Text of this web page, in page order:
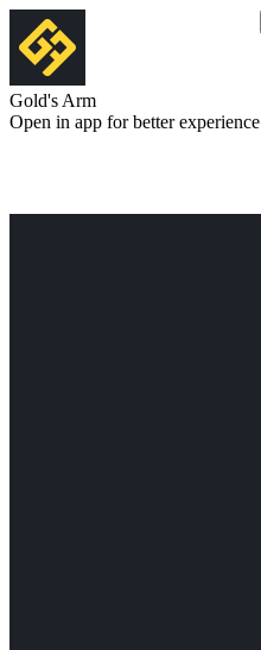
Gold's Arm
Open in app for better experience